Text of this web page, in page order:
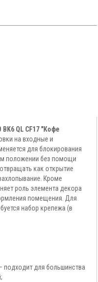
QL CF17 "Кофе
на входные и
для блокирования
положении без помощи
как открытие
Кроме
роль элемента декора
помещения. Для
набор крепежа (в
подходит для большинства